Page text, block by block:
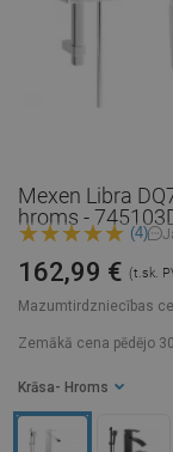
Mexen Libra
hroms -
(4)
Mazumtirdzniecības
162,99 € (t.sk.
Zemākā cena pēdējo
Krāsa - Hroms